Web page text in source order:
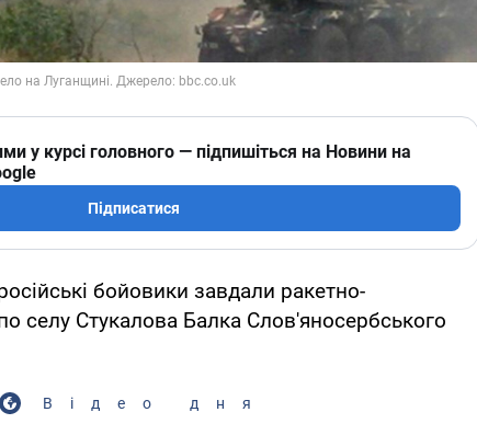
у курсі головного — підпишіться на Новини на
Підписатися
бойовики завдали ракетно-
селу Стукалова Балка Слов'яносербського
Відео дня